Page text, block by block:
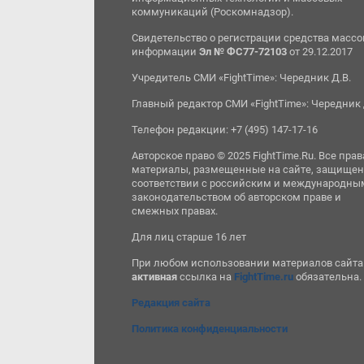
коммуникаций (Роскомнадзор).
Свидетельство о регистрации средства
информацииЭл № ФС77-72103 от 29.12.2017
Учредитель СМИ «FightTime»: Чередник Д.В.
Главный редактор СМИ «FightTime»: Чередник
Телефон редакции: +7 (495) 147-17-16
Авторское право © 2025 FightTime.Ru. Все
материалы, размещенные на сайте,
соответствии с российским и
законодательством об авторском праве и
смежных правах.
Для лиц старше 16 лет
При любом использовании материалов сайта
активная ссылка на FightTime.ru обязательна.
Редакция сайта
Политика конфиденциальности